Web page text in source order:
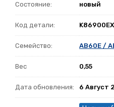
Состояние: новый
Код детали: K86900EX
Семейство: AB60E /
Вес 0,55
Дата обновления: 6 Август